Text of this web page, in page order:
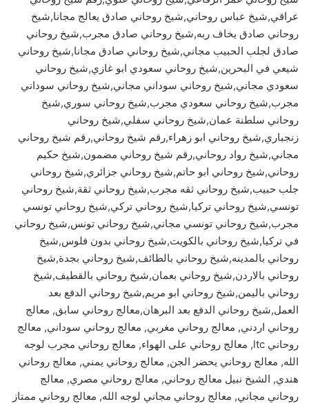
عراقي,شيخ عباس روحاني,شيخ روحاني صادق يعالج مجانا,شيخ
روحاني صادق يخاف ربه,شيخ روحاني صادق مجرب,شيخ روحاني
صادق لجلب الحبيب مجاني,شيخ روحاني صادق مجانا,شيخ روحاني
شيعي في البحرين,شيخ روحاني سعودي ابو غازي,شيخ روحاني
سعودي مجاني,شيخ روحاني سوداني مجاني,شيخ روحاني سوداني
مجرب,شيخ روحاني سعودي مجرب,شيخ روحاني سوري,شيخ
روحاني سلطنة عمان,شيخ روحاني سفلي,شيخ روحاني
زنجباري,شيخ روحاني ابو زهراء,رقم شيخ روحاني,رقم شيخ روحاني
مجاني,شيخ رواد روحاني,رقم شيخ روحاني مضمون,شيخ حكيم
روحاني,شيخ روحاني ابو حاتم,شيخ روحاني جزائري,شيخ روحاني
جلب حبيب,شيخ روحاني ثقه مجرب,شيخ روحاني ثقة,شيخ روحاني
تونسي,شيخ روحاني تركيا,شيخ روحاني تركي,شيخ روحاني تونسي
مجرب,شيخ روحاني تونسي مجاني,شيخ روحاني تونس,شيخ روحاني
في تركيا,شيخ روحاني بالكويت,شيخ روحاني بدون فلوس,شيخ
روحاني بالمدينه,شيخ روحاني بالطائف,شيخ روحاني بجدة,شيخ
روحاني بالاردن,شيخ روحاني بعمان,شيخ روحاني بالقطيف,شيخ
روحاني باليمن,شيخ روحاني ابو مريم,شيخ روحاني الدفع بعد
العمل,شيخ روحاني الدفع بعد البرهان,معالج روحاني سابق, معالج
روحاني اردني, معالج روحاني مغربي, معالج روحاني سوداني, معالج
روحاني ltc, معالج روحاني على الهواء, معالج روحاني مجرب لوجه
الله, معالج روحاني يحضر الجن, معالج روحاني يمني, معالج روحاني
هندي, الشيخ نبيل معالج روحاني, معالج روحاني مصري, معالج
روحاني مجاني, معالج روحاني مجاني لوجه الله, معالج روحاني ممتاز